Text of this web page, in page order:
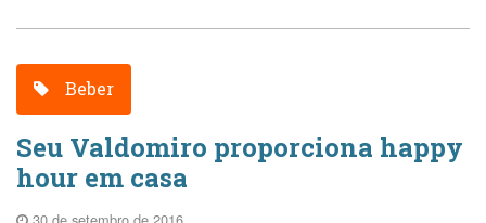
Beber
Seu Valdomiro proporciona happy
hour em casa